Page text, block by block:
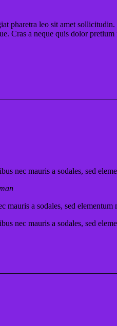
pharetra leo sit amet
Cras a neque quis dolor pretium
nec mauris a sodales, sed
mauris a sodales, sed
nec mauris a sodales, sed